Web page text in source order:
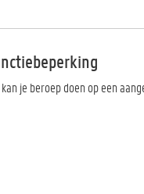
je beroep doen op een